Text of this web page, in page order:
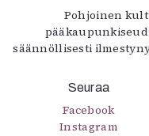
Pohjoinen
säännöllisesti
Seuraa
Facebook
Instagram